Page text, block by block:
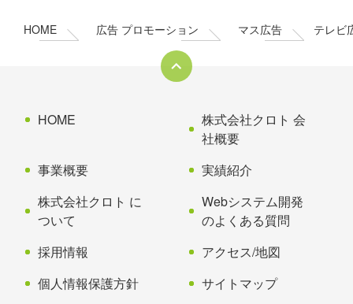
HOME 広告 プロモーション マス広告 テレビ
HOME
株式会社クロト 会
社概要
事業概要
実績紹介
株式会社クロト に
ついて
Webシステム開発
のよくある質問
採用情報
アクセス/地図
個人情報保護方針
サイトマップ